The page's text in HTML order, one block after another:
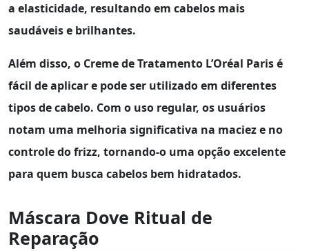
a elasticidade, resultando em cabelos mais
saudáveis e brilhantes.
Além disso, o Creme de Tratamento L’Oréal Parisé
fácil de aplicar e pode ser utilizado em diferentes
tipos de cabelo. Com o uso regular, os usuários
notam uma melhoria significativa na maciez e no
controle do frizz, tornando-o uma opção excelente
para quem busca cabelos bem hidratados.
Máscara Dove Ritual de
Reparação